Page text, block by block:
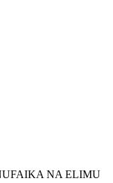
NA ELIMU